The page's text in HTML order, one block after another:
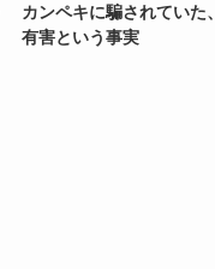
カンペキに騙されていた
有害という事実